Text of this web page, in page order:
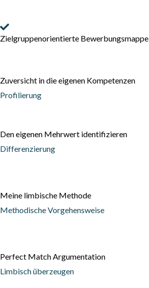
Zielgruppenorientierte Bewerbungsmappe
Zuversicht in die eigenen Kompetenzen
Profilierung
Den eigenen Mehrwert identifizieren
Differenzierung
Meine limbische Methode
Methodische Vorgehensweise
Perfect Match Argumentation
Limbisch überzeugen